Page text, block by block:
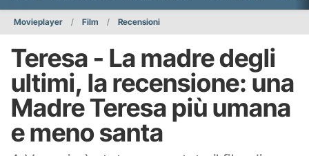
Movieplayer Film Recensioni
Teresa - La madre degli
ultimi, la recensione: una
Madre Teresa più umana
e meno santa